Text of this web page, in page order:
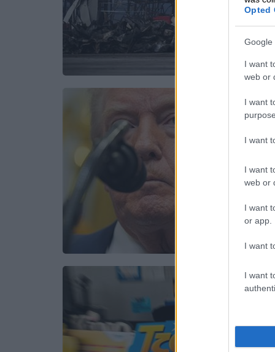
Opted
Google
I want
web or
I want
I want
I want
web or
I want
or app.
I want
I want